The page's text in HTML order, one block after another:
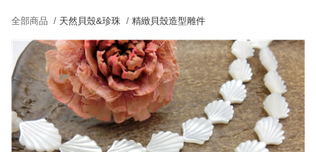
全部商品 / 天然貝殼&珍珠 /精緻貝殼造型雕件